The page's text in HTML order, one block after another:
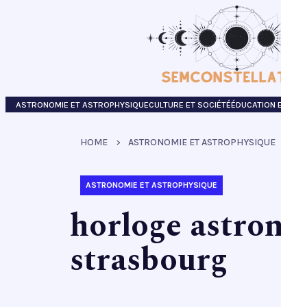
ASTRONOMIE ET ASTROPHYSIQUECULTURE ET SOCIÉTÉÉDUCATION
HOME ASTRONOMIE ET ASTROPHYSIQUE
ASTRONOMIE ET ASTROPHYSIQUE
horloge
strasbourg